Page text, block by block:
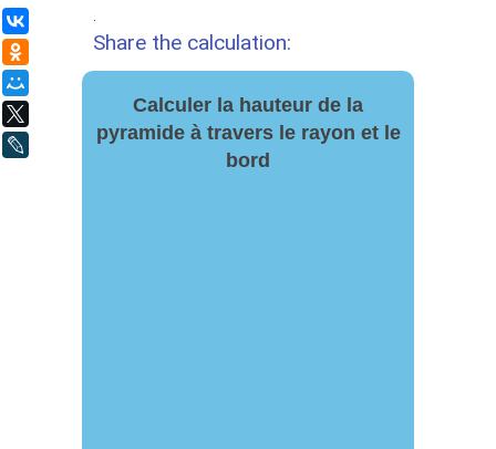
Share the calculation:
Calculer la hauteur de la
pyramide à travers le rayon et le
bord
ВКонтакте
Одноклассники
Мой Мир
LiveJournal